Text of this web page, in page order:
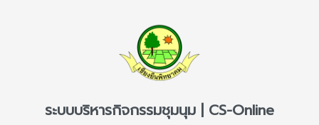
ระบบบริหารกิจกรรมชุมนุม | CS-Online